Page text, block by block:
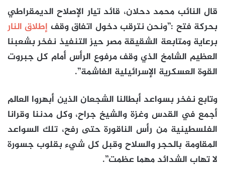
قال النائب محمد دحلان، قائد تيار الإصلاح الديمقراطي
بحركة فتح :”ونحن نترقب دخول اتفاق وقف إطلاق النار
برعاية ومتابعة الشقيقة مصر حيز التنفيذ نفخر بشعبنا
العظيم الشامخ الذي وقف مرفوع الرأس أمام كل جبروت
القوة العسكرية الإسرائيلية الغاشمة”.
وتابع نفخر بسواعد أبطالنا الشجعان الذين أبهروا العالم
أجمع في القدس وغزة والشيخ جراح، وكل مدننا وقرانا
الفلسطينية من رأس الناقورة حتى رفح، تلك السواعد
المقاومة بالحجر والسلاح وقبل كل شيء بقلوب جسورة
لا تهاب الشدائد مهما عظمت”.